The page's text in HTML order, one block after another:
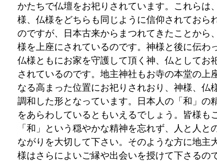
かたちで仏壇をお祀りされています。これらは
様、仏様をどちらも同じように信仰されておら
のですが、日本古来からまつれてきたことから
様を上座にされているのです。神様と後に伝わ
仏様ともにお家を守護して頂く神、仏としてお
されているのです。地主神社もお寺の本堂の上
なる高まった位置にお祀りされおり、神様、仏
調和した形となっています。日本人の「和」の
をあらわしているともいえるでしょう。皆様も
「和」という穏やかな精神を忘れず、人と人と
ながりを大切して下さい。そのような方に地主
様はさらによいご縁や出会いを授けて下さるの